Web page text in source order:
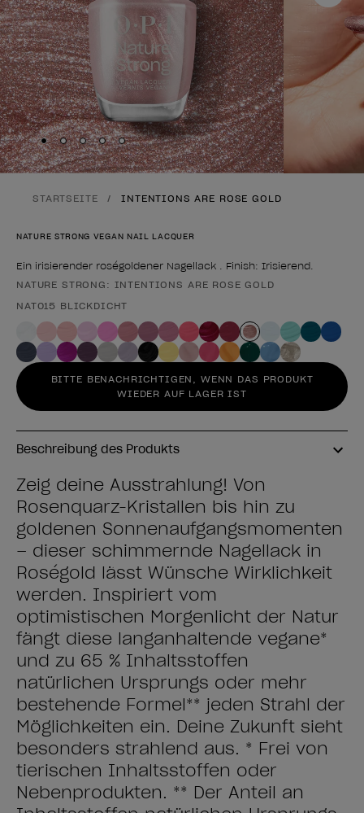
Skip to slide1
Skip to slide2
Skip to slide3
Skip to slide4
Skip to slide5
STARTSEITE INTENTIONS ARE ROSE GOLD
NATURE STRONG VEGAN NAIL LACQUER
Ein irisierender roségoldener Nagellack . Finish: Irisierend.
Form des Produkts
NATURE STRONG: INTENTIONS ARE ROSE GOLD
NAT015 BLICKDICHT
BITTE BENACHRICHTIGEN, WENN DAS PRODUKT
WIEDER AUF LAGER IST
Beschreibung des Produkts
Zeig deine Ausstrahlung! Von
Rosenquarz-Kristallen bis hin zu
goldenen Sonnenaufgangsmomenten
– dieser schimmernde Nagellack in
Roségold lässt Wünsche Wirklichkeit
werden. Inspiriert vom
optimistischen Morgenlicht der Natur
fängt diese langanhaltende vegane*
und zu ​65 % Inhaltsstoffen
natürlichen Ursprungs oder mehr
bestehende Formel** jeden Strahl der
Möglichkeiten ein. Deine Zukunft sieht
besonders strahlend aus. * Frei von
tierischen Inhaltsstoffen oder
Nebenprodukten. ** Der Anteil an